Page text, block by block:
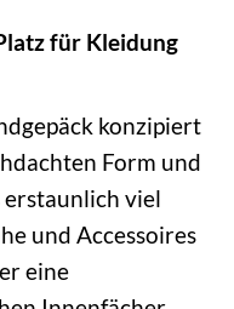
für Kleidung
konzipiert
Form und
viel
und Accessoires
eine